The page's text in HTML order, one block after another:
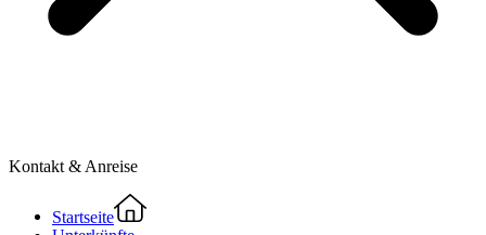
Kontakt & Anreise
Startseite